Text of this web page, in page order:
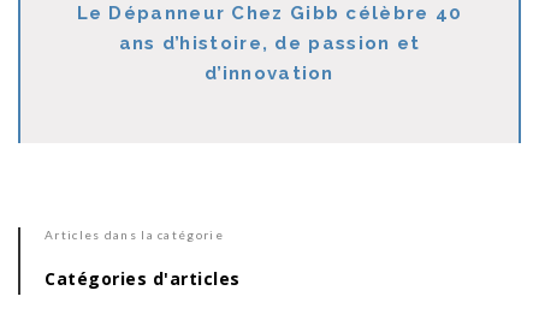
Le Dépanneur Chez Gibb célèbre 40
ans d’histoire, de passion et
d’innovation
Articles dans la catégorie
Catégories d'articles